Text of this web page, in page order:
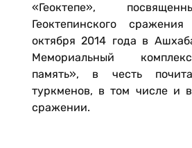
«Геоктепе»,
Геоктепинского
октября 2014 года в
Мемориальный
память», в честь
туркменов, в том числе и в
сражении.